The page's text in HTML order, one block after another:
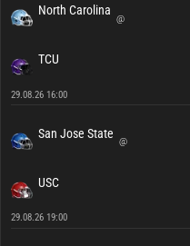
North Carolina
@
TCU
29.08.26 16:00
San Jose State
@
USC
29.08.26 19:00